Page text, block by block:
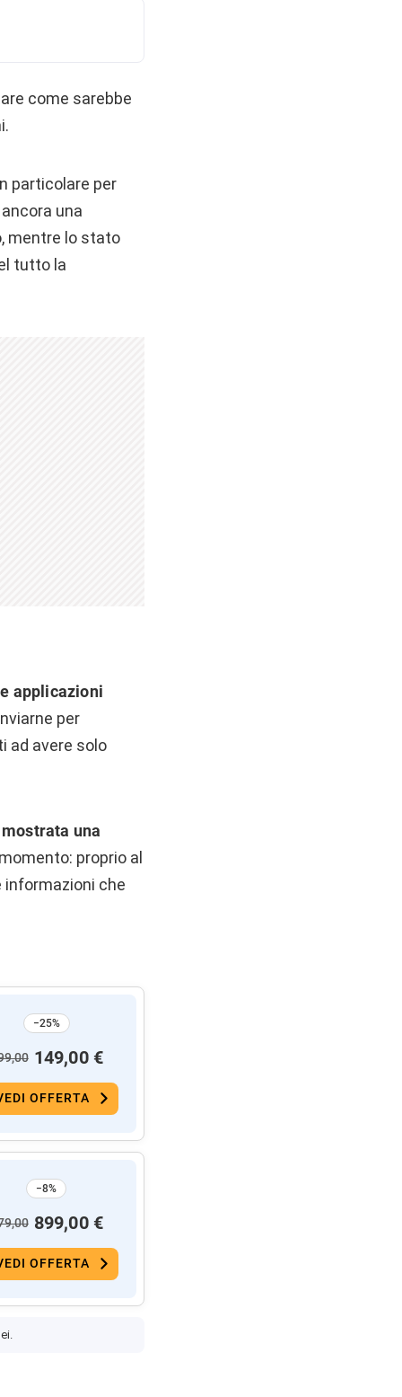
come sarebbe
particolare per
una
mentre lo stato
tutto la
le applicazioni
per
ad avere solo
una
proprio al
informazioni che
−25%
149,00 €
OFFERTA
−8%
899,00 €
OFFERTA